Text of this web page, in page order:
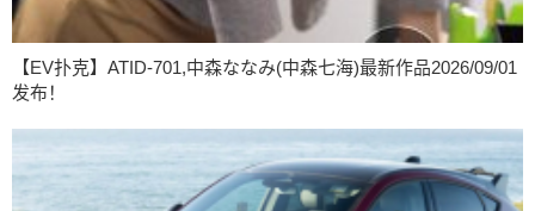
【EV扑克】ATID-701,中森ななみ(中森七海)最新作品2026/09/01
发布！